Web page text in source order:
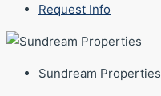
Request Info
Sundream Properties